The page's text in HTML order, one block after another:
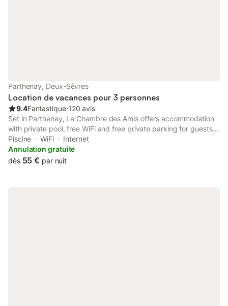
Parthenay, Deux-Sèvres
Location de vacances pour 3 personnes
9.4Fantastique⋅120 avis
Set in Parthenay, La Chambre des Amis offers accommodation
with private pool, free WiFi and free private parking for guests
who drive. The property features pool and inner courtyard
views, and is 42 km from Niort Train Station.
Piscine WiFi
Internet
Annulation gratuite
dès 55 € par nuit